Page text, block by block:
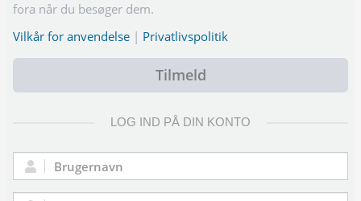
fora når du besøger dem.
Vilkår for anvendelse | Privatlivspolitik
Tilmeld
LOG IND PÅ DIN KONTO
Brugernavn: